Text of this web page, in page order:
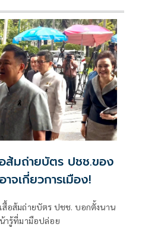
ส้มถ่ายบัตร ปชช.ของ
จเกี่ยวการเมือง!
อส้มถ่ายบัตร ปชช. บอกตั้งนาน
ารู้ที่มามือปล่อย